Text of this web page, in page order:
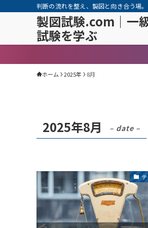
判断の流れを整え、製図と向き合う場
製図試験.com｜一
試験を学ぶ
ホーム 2025年 8月
2025年8月 – date –